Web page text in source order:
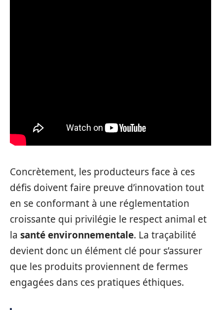
Concrètement, les producteurs face à ces
défis doivent faire preuve d’innovation tout
en se conformant à une réglementation
croissante qui privilégie le respect animal et
la santé environnementale. La traçabilité
devient donc un élément clé pour s’assurer
que les produits proviennent de fermes
engagées dans ces pratiques éthiques.